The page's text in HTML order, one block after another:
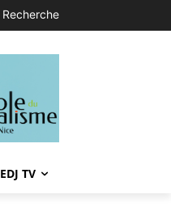
Recherche
EDJ TV